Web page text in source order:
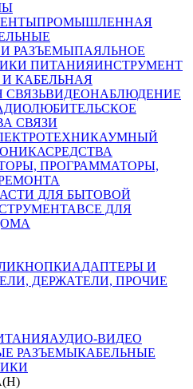
ПРОМЫШЛЕННАЯ
РАЗЪЕМЫПАЯЛЬНОЕ
ПИТАНИЯИНСТРУМЕНТ
КАБЕЛЬНАЯ
ВИДЕОНАБЛЮДЕНИЕ
СВЯЗИ
УМНЫЙ
СРЕДСТВА
ПРОГРАММАТОРЫ,
ДЛЯ БЫТОВОЙ
ВСЕ ДЛЯ
КНОПКИАДАПТЕРЫ И
ДЕРЖАТЕЛИ, ПРОЧИЕ
АУДИО-ВИДЕО
РАЗЪЕМЫКАБЕЛЬНЫЕ